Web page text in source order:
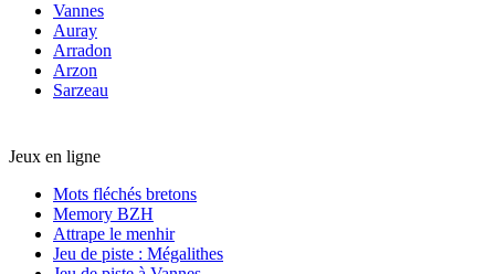
Vannes
Auray
Arradon
Arzon
Sarzeau
Jeux en ligne
Mots fléchés bretons
Memory BZH
Attrape le menhir
Jeu de piste : Mégalithes